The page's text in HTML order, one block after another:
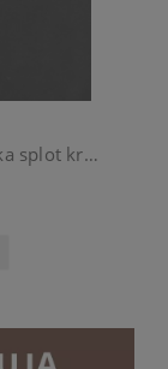
Bransoletka złota gruba 6 mm męska splot królewski